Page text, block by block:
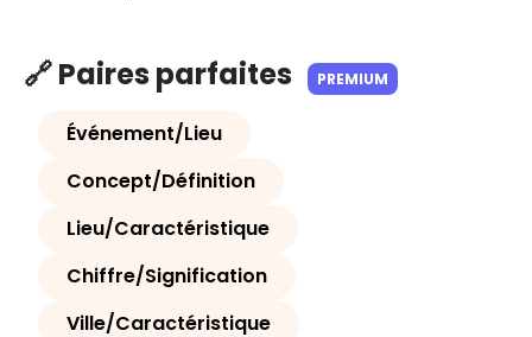
🔗 Paires parfaites PREMIUM
Événement/Lieu
Concept/Définition
Lieu/Caractéristique
Chiffre/Signification
Ville/Caractéristique